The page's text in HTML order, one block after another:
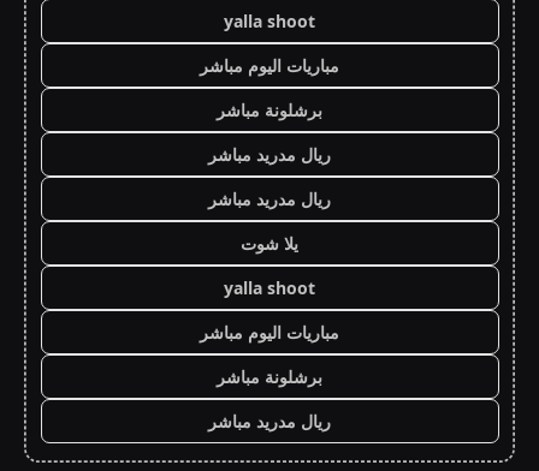
yalla shoot
مباريات اليوم مباشر
برشلونة مباشر
ريال مدريد مباشر
ريال مدريد مباشر
يلا شوت
yalla shoot
مباريات اليوم مباشر
برشلونة مباشر
ريال مدريد مباشر